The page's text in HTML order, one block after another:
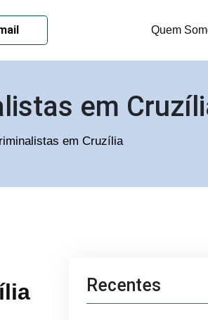
Quem
em
em Cruzília
Recentes